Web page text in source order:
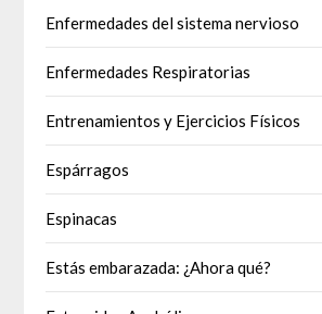
Enfermedades del sistema nervioso
Enfermedades Respiratorias
Entrenamientos y Ejercicios Físicos
Espárragos
Espinacas
Estás embarazada: ¿Ahora qué?